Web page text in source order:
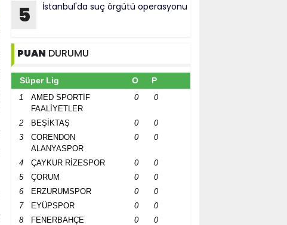
5 İstanbul'da suç örgütü operasyonu
PUAN DURUMU
Süper Lig O P
1
AMED SPORTİF
FAALİYETLER
0 0
2 BEŞİKTAŞ 0
0
3
CORENDON
ALANYASPOR
0 0
4 ÇAYKUR RİZESPOR 0
0
5
ÇORUM 0
0
6
ERZURUMSPOR 0
0
7
EYÜPSPOR 0
0
8
FENERBAHÇE 0
0